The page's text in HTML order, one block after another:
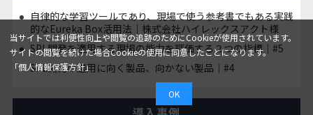
自律的な学習ツールであり、現場で使う参考書でもある実践
的なEureka Box活用法｜株式会社ハイレックスアクト様
SPL開発を適用する現場の能力を評価する２つの指標｜#5
SPL開発の適用に向く製品、向かない製品｜#4
当サイトでは利便性向上や閲覧の追跡のためにCookieが使用されています。
サイトの閲覧を続けた場合Cookieの使用に同意したことになります。
「個人情報保護方針」
OK